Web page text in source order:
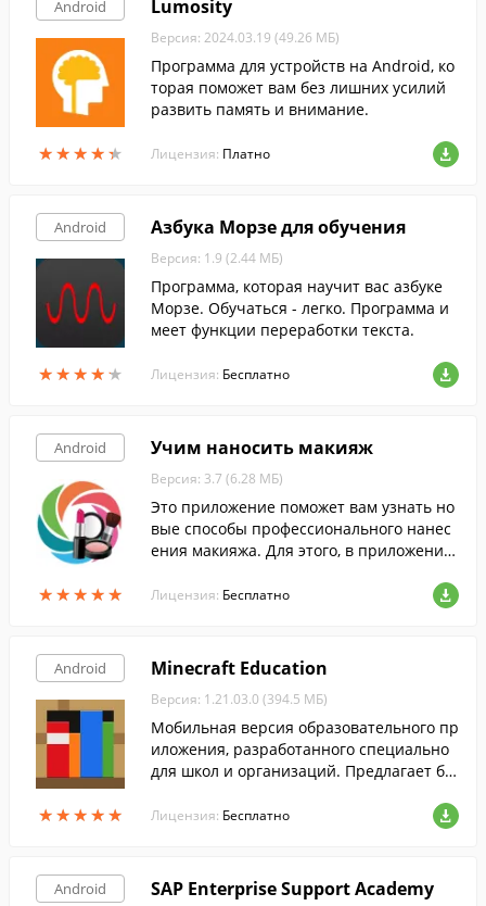
Android
★★★★★
★★★★★
Lumosity
Версия: 2024.03.19 (49.26 МБ)
Программа для устройств на Android, ко
торая поможет вам без лишних усилий
развить память и внимание.
Лицензия: Платно
Android
★★★★★
★★★★★
Азбука Морзе для обучения
Версия: 1.9 (2.44 МБ)
Программа, которая научит вас азбуке
Морзе. Обучаться - легко. Программа и
меет функции переработки текста.
Лицензия: Бесплатно
Android
★★★★★
★★★★★
Учим наносить макияж
Версия: 3.7 (6.28 МБ)
Это приложение поможет вам узнать но
вые способы профессионального нанес
ения макияжа. Для этого, в приложении
Лицензия: Бесплатно
Android
★★★★★
★★★★★
Minecraft Education
Версия: 1.21.03.0 (394.5 МБ)
Мобильная версия образовательного пр
иложения, разработанного специально
для школ и организаций. Предлагает бо
учения в игровой форме.
Лицензия: Бесплатно
Android SAP Enterprise Support Academy